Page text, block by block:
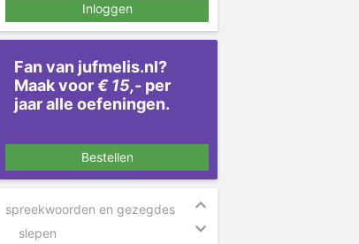
Inloggen
Fan van jufmelis.nl?
Maak voor€ 15,- per
jaar alle oefeningen.
Bestellen
spreekwoorden en gezegdes
slepen